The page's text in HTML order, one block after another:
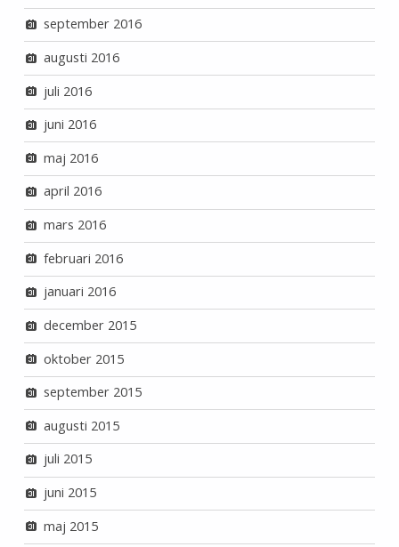
september 2016
augusti 2016
juli 2016
juni 2016
maj 2016
april 2016
mars 2016
februari 2016
januari 2016
december 2015
oktober 2015
september 2015
augusti 2015
juli 2015
juni 2015
maj 2015